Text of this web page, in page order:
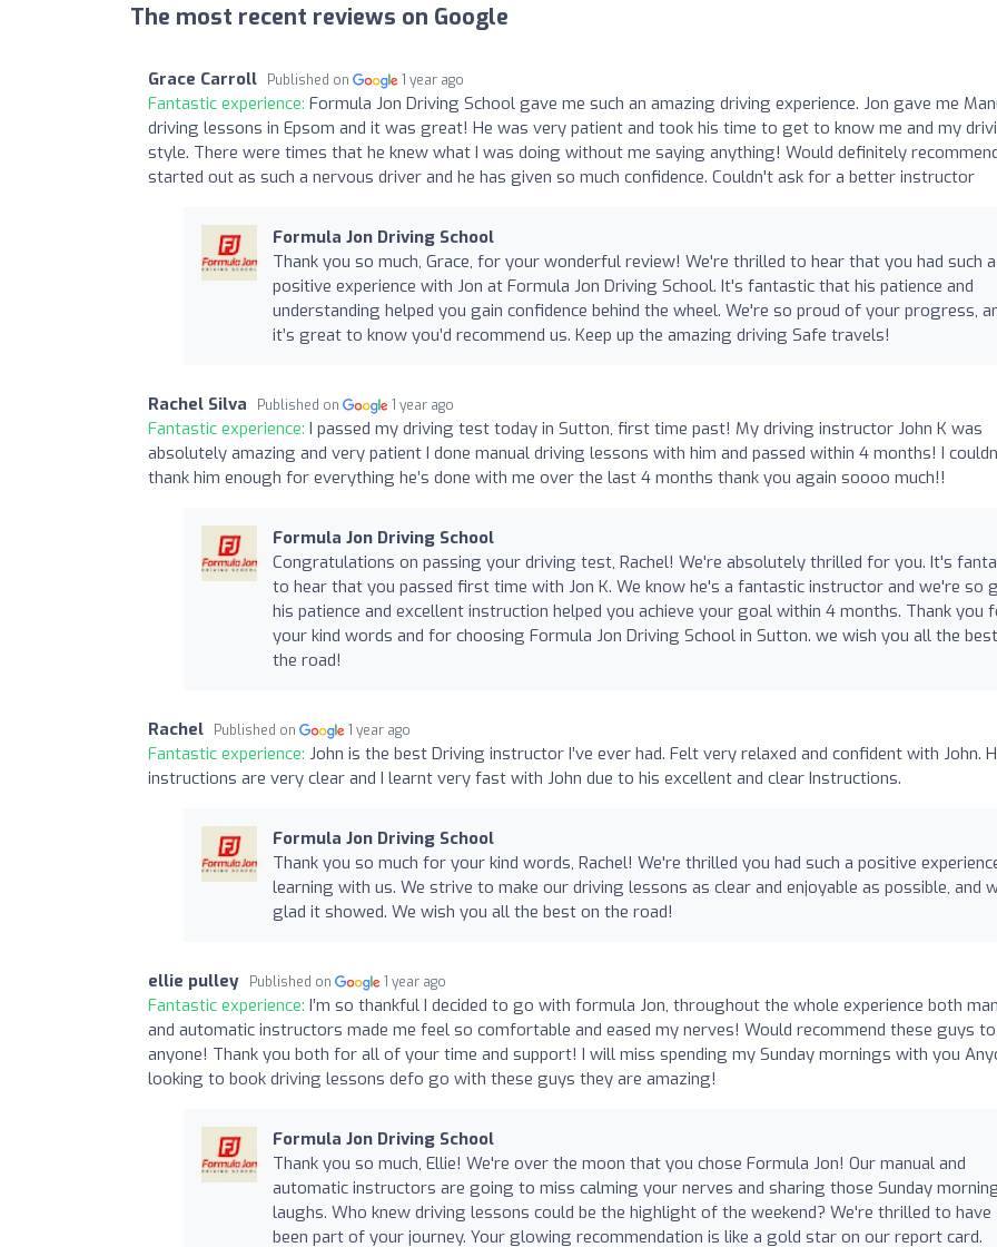
The most recent reviews on Google
Grace Carroll Published on 1 year ago
Fantastic experience: Formula Jon Driving School gave me such an amazing driving experience. Jon gave me
driving lessons in Epsom and it was great! He was very patient and took his time to get to know me and my
style. There were times that he knew what I was doing without me saying anything! Would definitely
started out as such a nervous driver and he has given so much confidence. Couldn't ask for a better instructor
Formula Jon Driving School
Thank you so much, Grace, for your wonderful review! We're thrilled to hear that you had such a
positive experience with Jon at Formula Jon Driving School. It's fantastic that his patience and
understanding helped you gain confidence behind the wheel. We're so proud of your progress,
it’s great to know you’d recommend us. Keep up the amazing driving Safe travels!
Rachel Silva Published on 1 year ago
Fantastic experience: I passed my driving test today in Sutton, first time past! My driving instructor John K was
absolutely amazing and very patient I done manual driving lessons with him and passed within 4 months! I
thank him enough for everything he’s done with me over the last 4 months thank you again soooo much!!
Formula Jon Driving School
Congratulations on passing your driving test, Rachel! We're absolutely thrilled for you. It's
to hear that you passed first time with Jon K. We know he's a fantastic instructor and we're so
his patience and excellent instruction helped you achieve your goal within 4 months. Thank you
your kind words and for choosing Formula Jon Driving School in Sutton. we wish you all the
the road!
Rachel Published on 1 year ago
Fantastic experience: John is the best Driving instructor I’ve ever had. Felt very relaxed and confident with John.
instructions are very clear and I learnt very fast with John due to his excellent and clear Instructions.
Formula Jon Driving School
Thank you so much for your kind words, Rachel! We're thrilled you had such a positive
learning with us. We strive to make our driving lessons as clear and enjoyable as possible, and
glad it showed. We wish you all the best on the road!
ellie pulley Published on 1 year ago
Fantastic experience: I’m so thankful I decided to go with formula Jon, throughout the whole experience both
and automatic instructors made me feel so comfortable and eased my nerves! Would recommend these guys to
anyone! Thank you both for all of your time and support! I will miss spending my Sunday mornings with you
looking to book driving lessons defo go with these guys they are amazing!
Formula Jon Driving School
Thank you so much, Ellie! We're over the moon that you chose Formula Jon! Our manual and
automatic instructors are going to miss calming your nerves and sharing those Sunday
laughs. Who knew driving lessons could be the highlight of the weekend? We're thrilled to have
been part of your journey. Your glowing recommendation is like a gold star on our report card.